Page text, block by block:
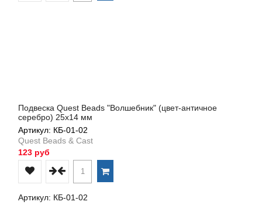
Подвеска Quest Beads "Волшебник" (цвет-античное
серебро) 25х14 мм
Артикул: КБ-01-02
Quest Beads & Cast
123 руб
Артикул: КБ-01-02